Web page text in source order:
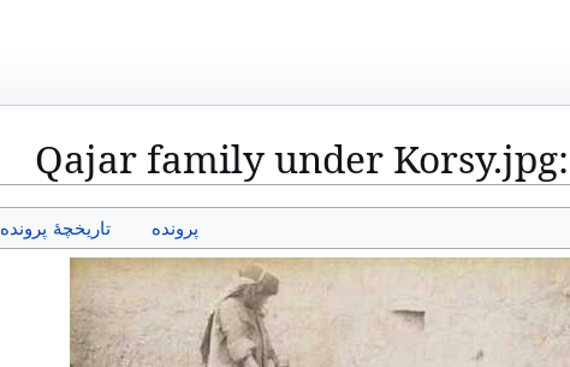
:
Qajar family under Korsy.jpg
پرونده تاریخچهٔ پرونده